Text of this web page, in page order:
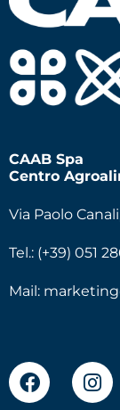
CAAB Spa
Centro
Via Paolo
Tel.: (+39) 051
Mail: